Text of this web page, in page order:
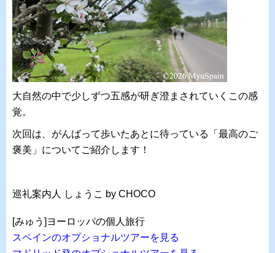
大自然の中で少しずつ五感が研ぎ澄まされていくこの感
覚。
次回は、がんばって歩いたあとに待っている「最高のご
褒美」についてご紹介します！
巡礼案内人 しょうこ by CHOCO
[みゅう]ヨーロッパの個人旅行
スペインのオプショナルツアーを見る